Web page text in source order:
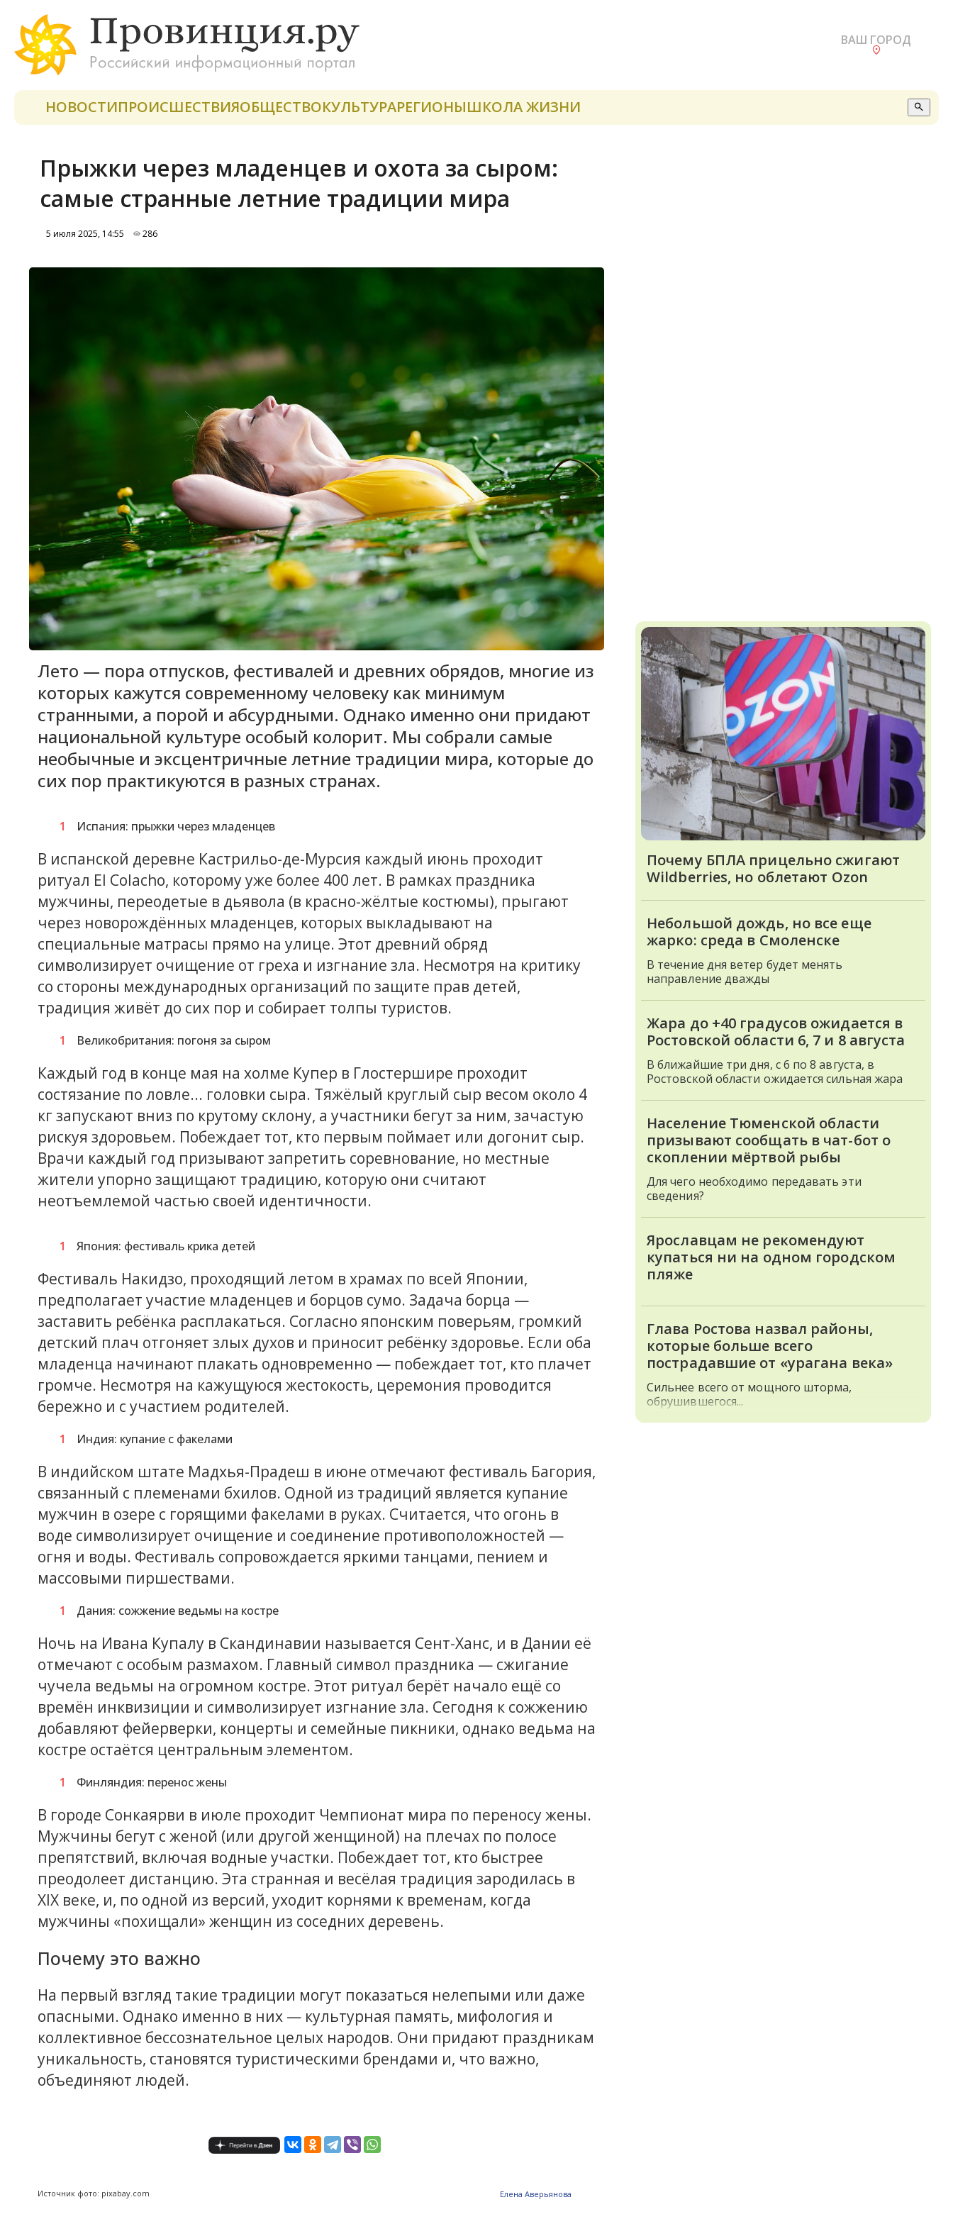
ВАШ ГОРОД
НОВОСТИПРОИСШЕСТВИЯОБЩЕСТВОКУЛЬТУРАРЕГИОНЫШКОЛА ЖИЗНИ
Прыжки через младенцев и охота за сыром:
самые странные летние традиции мира
5 июля 2025, 14:55 286
Лето — пора отпусков, фестивалей и древних обрядов, многие из
которых кажутся современному человеку как минимум
странными, а порой и абсурдными. Однако именно они придают
национальной культуре особый колорит. Мы собрали самые
необычные и эксцентричные летние традиции мира, которые до
сих пор практикуются в разных странах.
Испания: прыжки через младенцев
В испанской деревне Кастрильо-де-Мурсия каждый июнь проходит
ритуал El Colacho, которому уже более 400 лет. В рамках праздника
мужчины, переодетые в дьявола (в красно-жёлтые костюмы), прыгают
через новорождённых младенцев, которых выкладывают на
специальные матрасы прямо на улице. Этот древний обряд
символизирует очищение от греха и изгнание зла. Несмотря на критику
со стороны международных организаций по защите прав детей,
традиция живёт до сих пор и собирает толпы туристов.
Великобритания: погоня за сыром
Каждый год в конце мая на холме Купер в Глостершире проходит
состязание по ловле... головки сыра. Тяжёлый круглый сыр весом около 4
кг запускают вниз по крутому склону, а участники бегут за ним, зачастую
рискуя здоровьем. Побеждает тот, кто первым поймает или догонит сыр.
Врачи каждый год призывают запретить соревнование, но местные
жители упорно защищают традицию, которую они считают
неотъемлемой частью своей идентичности.
Япония: фестиваль крика детей
Фестиваль Накидзо, проходящий летом в храмах по всей Японии,
предполагает участие младенцев и борцов сумо. Задача борца —
заставить ребёнка расплакаться. Согласно японским поверьям, громкий
детский плач отгоняет злых духов и приносит ребёнку здоровье. Если оба
младенца начинают плакать одновременно — побеждает тот, кто плачет
громче. Несмотря на кажущуюся жестокость, церемония проводится
бережно и с участием родителей.
Индия: купание с факелами
В индийском штате Мадхья-Прадеш в июне отмечают фестиваль Багория,
связанный с племенами бхилов. Одной из традиций является купание
мужчин в озере с горящими факелами в руках. Считается, что огонь в
воде символизирует очищение и соединение противоположностей —
огня и воды. Фестиваль сопровождается яркими танцами, пением и
массовыми пиршествами.
Дания: сожжение ведьмы на костре
Ночь на Ивана Купалу в Скандинавии называется Сент-Ханс, и в Дании её
отмечают с особым размахом. Главный символ праздника — сжигание
чучела ведьмы на огромном костре. Этот ритуал берёт начало ещё со
времён инквизиции и символизирует изгнание зла. Сегодня к сожжению
добавляют фейерверки, концерты и семейные пикники, однако ведьма на
костре остаётся центральным элементом.
Финляндия: перенос жены
В городе Сонкаярви в июле проходит Чемпионат мира по переносу жены.
Мужчины бегут с женой (или другой женщиной) на плечах по полосе
препятствий, включая водные участки. Побеждает тот, кто быстрее
преодолеет дистанцию. Эта странная и весёлая традиция зародилась в
XIX веке, и, по одной из версий, уходит корнями к временам, когда
мужчины «похищали» женщин из соседних деревень.
Почему это важно
На первый взгляд такие традиции могут показаться нелепыми или даже
опасными. Однако именно в них — культурная память, мифология и
коллективное бессознательное целых народов. Они придают праздникам
уникальность, становятся туристическими брендами и, что важно,
объединяют людей.
Источник фото: pixabay.com Елена Аверьянова
Почему БПЛА прицельно сжигают
Wildberries, но облетают Ozon
Небольшой дождь, но все еще
жарко: среда в Смоленске
В течение дня ветер будет менять
направление дважды
Жара до +40 градусов ожидается в
Ростовской области 6, 7 и 8 августа
В ближайшие три дня, с 6 по 8 августа, в
Ростовской области ожидается сильная жара
Население Тюменской области
призывают сообщать в чат-бот о
скоплении мёртвой рыбы
Для чего необходимо передавать эти
сведения?
Ярославцам не рекомендуют
купаться ни на одном городском
пляже
Глава Ростова назвал районы,
которые больше всего
пострадавшие от «урагана века»
Сильнее всего от мощного шторма,
обрушившегося...